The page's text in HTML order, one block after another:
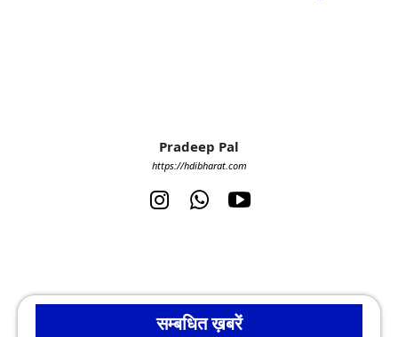
Pradeep Pal
https://hdibharat.com
सम्बधित ख़बरें